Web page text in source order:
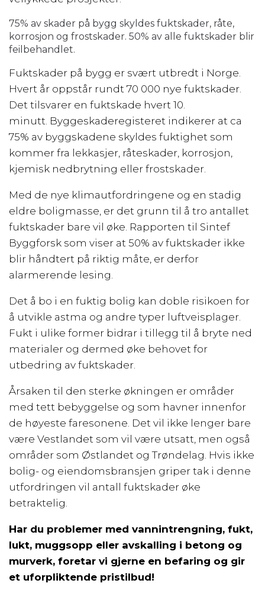
75% av skader på bygg skyldes fuktskader, råte,
korrosjon og frostskader. 50% av alle fuktskader blir
feilbehandlet.
Fuktskader på bygg er svært utbredt i Norge.
Hvert år oppstår rundt 70 000 nye fuktskader.
Det tilsvarer en fuktskade hvert 10.
minutt. Byggeskaderegisteret indikerer at ca
75% av byggskadene skyldes fuktighet som
kommer fra lekkasjer, råteskader, korrosjon,
kjemisk nedbrytning eller frostskader.
Med de nye klimautfordringene og en stadig
eldre boligmasse, er det grunn til å tro antallet
fuktskader bare vil øke. Rapporten til Sintef
Byggforsk som viser at 50% av fuktskader ikke
blir håndtert på riktig måte, er derfor
alarmerende lesing.
Det å bo i en fuktig bolig kan doble risikoen for
å utvikle astma og andre typer luftveisplager.
Fukt i ulike former bidrar i tillegg til å bryte ned
materialer og dermed øke behovet for
utbedring av fuktskader.
Årsaken til den sterke økningen er områder
med tett bebyggelse og som havner innenfor
de høyeste faresonene. Det vil ikke lenger bare
være Vestlandet som vil være utsatt, men også
områder som Østlandet og Trøndelag. Hvis ikke
bolig- og eiendomsbransjen griper tak i denne
utfordringen vil antall fuktskader øke
betraktelig.
Har du problemer med vannintrengning, fukt,
lukt, muggsopp eller avskalling i betong og
murverk, foretar vi gjerne en befaring og gir
et uforpliktende pristilbud!